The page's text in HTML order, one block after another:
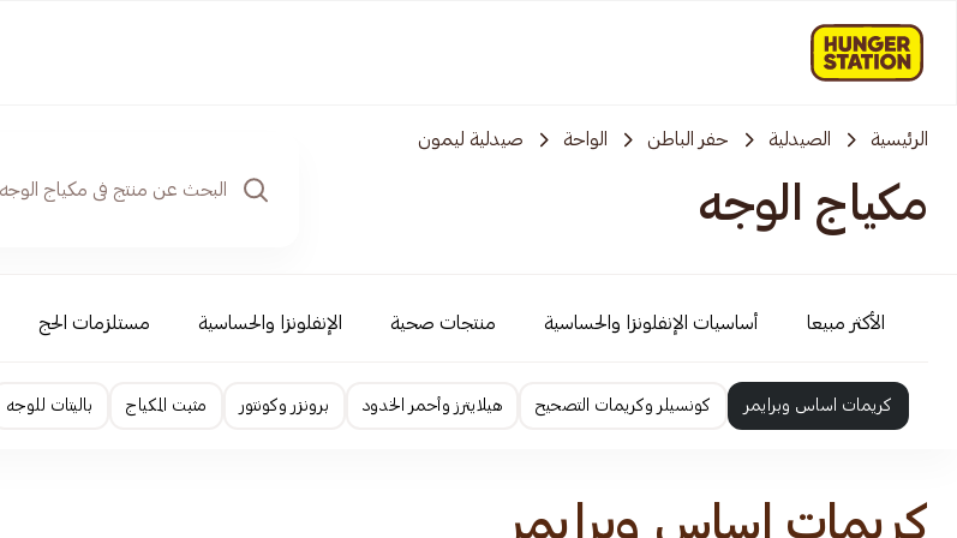
الرئيسية الصيدلية حفر الباطن الواحة صيدلية ليمون
مكياج الوجه
الأكثر مبيعا أساسيات الإنفلونزا والحساسية منتجات صحية الإنفلونزا والحساسية مستلزمات الحج
كريمات اساس وبرايمر كونسيلر وكريمات التصحيح هيلايترز وأحمر الخدود برونزر وكونتور مثبت المكياج باليتات للوجه
كريمات اساس وبرايمر